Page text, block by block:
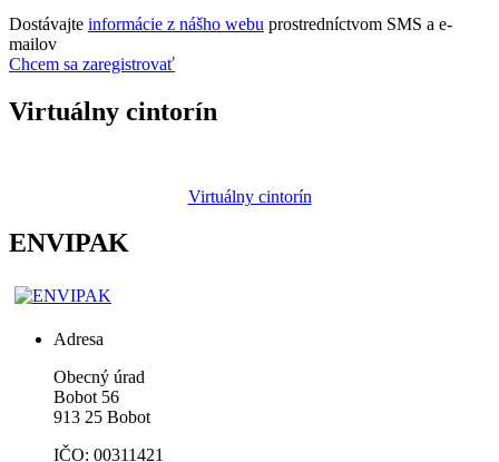
Dostávajte informácie z nášho webu prostredníctvom SMS a e-
mailov
Chcem sa zaregistrovať
Virtuálny cintorín
Virtuálny cintorín
ENVIPAK
Adresa
Obecný úrad
Bobot 56
913 25 Bobot
IČO: 00311421